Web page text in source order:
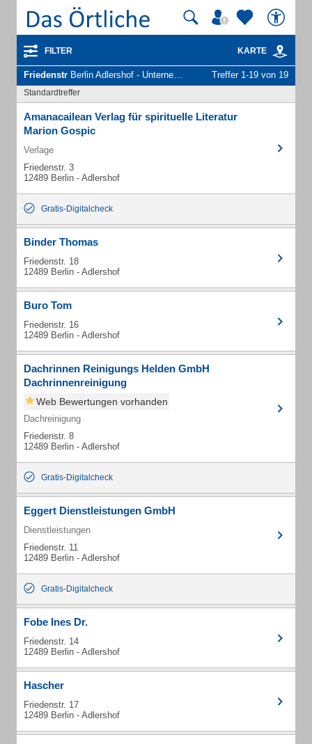
FILTER KARTE
Friedenstr Berlin Adlershof - Unternehmen und Personen Treffer 1-19 von 19
Standardtreffer
Amanacailean Verlag für spirituelle Literatur
Marion Gospic
Verlage
Friedenstr. 3
12489 Berlin - Adlershof
Gratis-Digitalcheck
Binder Thomas
Friedenstr. 18
12489 Berlin - Adlershof
Buro Tom
Friedenstr. 16
12489 Berlin - Adlershof
Dachrinnen Reinigungs Helden GmbH
Dachrinnenreinigung
Web Bewertungen vorhanden
Dachreinigung
Friedenstr. 8
12489 Berlin - Adlershof
Gratis-Digitalcheck
Eggert Dienstleistungen GmbH
Dienstleistungen
Friedenstr. 11
12489 Berlin - Adlershof
Gratis-Digitalcheck
Fobe Ines Dr.
Friedenstr. 14
12489 Berlin - Adlershof
Hascher
Friedenstr. 17
12489 Berlin - Adlershof